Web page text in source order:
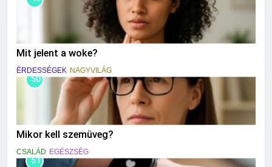
Mit jelent a woke?
ÉRDESSÉGEK NAGYVILÁG
50
Mikor kell szemüveg?
CSALÁD EGÉSZSÉG
51